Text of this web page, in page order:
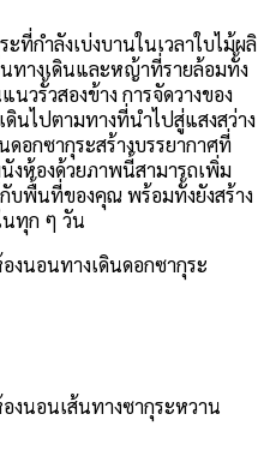
ที่กำลังเบ่งบานในเวลาใบไม้ผลิ
ทางเดินและหญ้าที่รายล้อมทั้ง
วรั้วสองข้าง การจัดวางของ
นไปตามทางที่นำไปสู่แสงสว่าง
อกซากุระสร้างบรรยากาศที่
งห้องด้วยภาพนี้สามารถเพิ่ม
บพื้นที่ของคุณ พร้อมทั้งยังสร้าง
นทุก ๆ วัน